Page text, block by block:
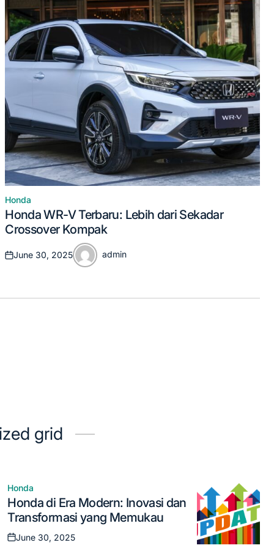
Posted
in
Honda
Honda WR-V Terbaru: Lebih dari Sekadar
Crossover Kompak
Posted
June 30, 2025
Posted
admin
grid
Posted
in
Honda
Honda di Era Modern: Inovasi dan
Transformasi yang Memukau
Posted
June 30, 2025